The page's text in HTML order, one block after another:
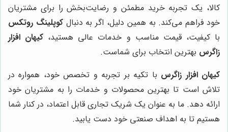
کالا، یک تجربه خرید مطمئن و رضایت‌بخش را برای مشتریان
خود فراهم می‌کند. به همین دلیل، اگر به دنبالکوپلینگ روتکس
با کیفیت، قیمت مناسب و خدمات عالی هستید، کیهان افزار
زاگرس بهترین انتخاب برای شماست.
کیهان افزار زاگرس با تکیه بر تجربه و تخصص خود، همواره در
تلاش است تا بهترین محصولات و خدمات را به مشتریان خود
ارائه دهد. ما به عنوان یک شریک تجاری قابل اعتماد، در کنار شما
هستیم تا به اهداف صنعتی خود دست یابید.